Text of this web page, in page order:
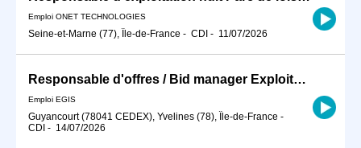
Emploi ONET TECHNOLOGIES
Seine-et-Marne (77), Île-de-France - CDI - 11/07/2026
Responsable d'offres / Bid manager Exploitation et Maintenance d'infrastructure de transport H/F
Emploi EGIS
Guyancourt (78041 CEDEX), Yvelines (78), Île-de-France -
CDI - 14/07/2026